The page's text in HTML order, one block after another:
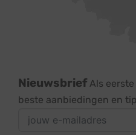
Nieuwsbrief Als
beste aanbiedingen en